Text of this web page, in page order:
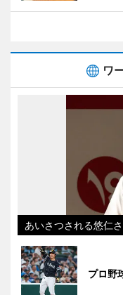
ワ
あいさつされる悠仁
プロ野